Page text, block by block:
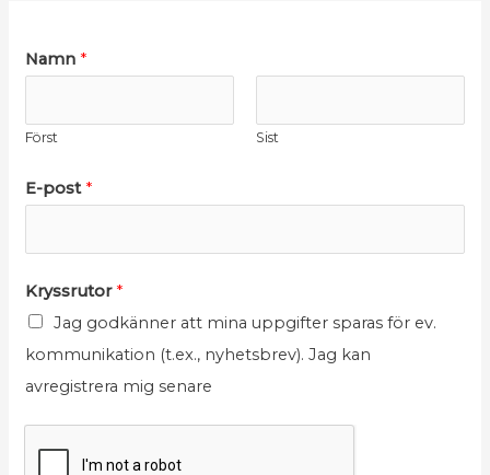
E
-
o
t
y
s
s
r
u
Namn *
Först Sist
E-post *
E
-
p
Kryssrutor *
Jag godkänner att mina uppgifter sparas för ev.
kommunikation (t.ex., nyhetsbrev). Jag kan
avregistrera mig senare